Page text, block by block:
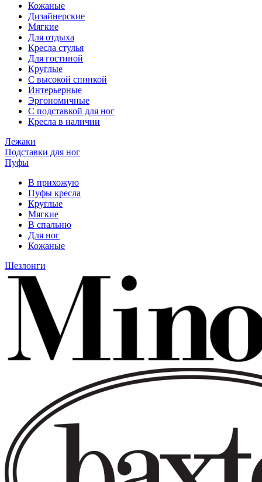
Кожаные
Дизайнерские
Мягкие
Для отдыха
Кресла стулья
Для гостиной
Круглые
С высокой спинкой
Интерьерные
Эргономичные
С подставкой для ног
Кресла в наличии
Лежаки
Подставки для ног
Пуфы
В прихожую
Пуфы кресла
Круглые
Мягкие
В спальню
Для ног
Кожаные
Шезлонги